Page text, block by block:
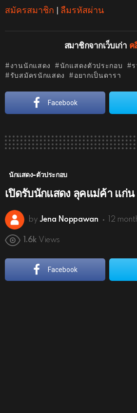
สมัครสมาชิก | ลืมรหัสผ่าน
สมาชิกจากเว็บเก่า ค
งานนักแสดง นักแสดงตัวประกอบ
รับสมัครนักแสดง
อยากเป็นดารา
Facebook
นักแสดง-ตัวประกอบ
เปิดรับนักแสดง ลุคแม่ค้า แก่น
by Jena Noppawan 12
1.6k Views
Facebook